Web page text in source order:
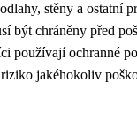
stěny a ostatní
být chráněny před
používají ochranné
jakéhokoliv